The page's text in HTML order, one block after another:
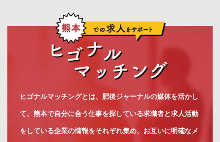
ヒゴナルマッチングとは、肥後ジャーナルの媒体を活かし
て、熊本で自分に合う仕事を探している求職者と求人活動
をしている企業の情報をそれぞれ集め、お互いに明確なメ